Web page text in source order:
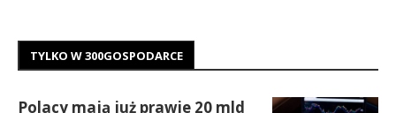
TYLKO W 300GOSPODARCE
Polacy mają już prawie 20 mld